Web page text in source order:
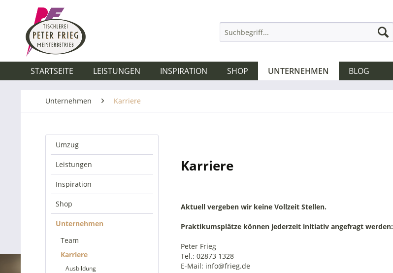
STARTSEITE LEISTUNGEN INSPIRATION SHOP UNTERNEHMEN BLOG
Unternehmen Karriere
Umzug
Leistungen
Inspiration
Shop
Unternehmen
Team
Karriere
Ausbildung
Karriere
Aktuell vergeben wir keine Vollzeit Stellen.
Praktikumsplätze können jederzeit initiativ angefragt werden:
Peter Frieg
Tel.: 02873 1328
E-Mail: info@frieg.de